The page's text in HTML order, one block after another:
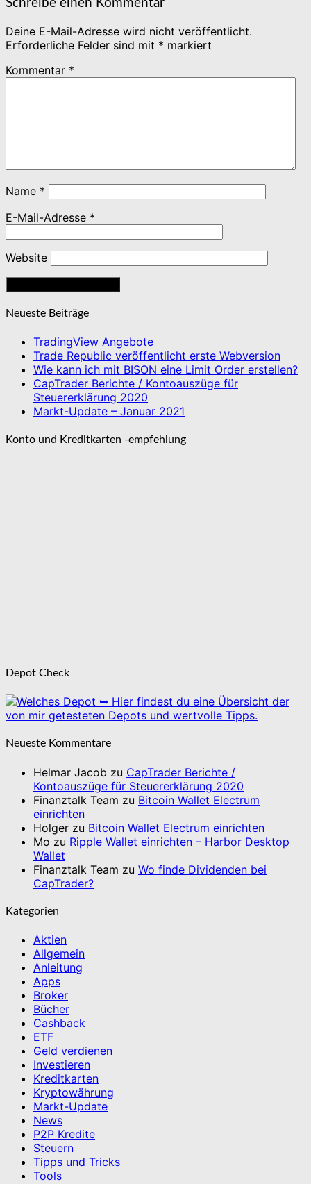
Schreibe einen Kommentar
Deine E-Mail-Adresse wird nicht veröffentlicht.
Erforderliche Felder sind mit * markiert
Kommentar *
Name *
E-Mail-Adresse *
Website
Neueste Beiträge
TradingView Angebote
Trade Republic veröffentlicht erste Webversion
Wie kann ich mit BISON eine Limit Order erstellen?
CapTrader Berichte / Kontoauszüge für
Steuererklärung 2020
Markt-Update – Januar 2021
Konto und Kreditkarten -empfehlung
Depot Check
➥ Hier findest du eine Übersicht der
von mir getesteten Depots und wertvolle Tipps.
Neueste Kommentare
Helmar Jacob zu CapTrader Berichte /
Kontoauszüge für Steuererklärung 2020
Finanztalk Team zu Bitcoin Wallet Electrum
einrichten
Holger zu Bitcoin Wallet Electrum einrichten
Mo zu Ripple Wallet einrichten – Harbor Desktop
Wallet
Finanztalk Team zu Wo finde Dividenden bei
CapTrader?
Kategorien
Aktien
Allgemein
Anleitung
Apps
Broker
Bücher
Cashback
ETF
Geld verdienen
Investieren
Kreditkarten
Kryptowährung
Markt-Update
News
P2P Kredite
Steuern
Tipps und Tricks
Tools